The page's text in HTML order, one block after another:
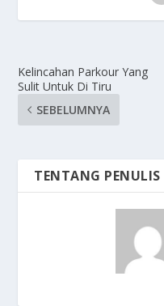
Kelincahan Parkour Yang
Sulit Untuk Di Tiru
SEBELUMNYA
TENTANG PENULIS